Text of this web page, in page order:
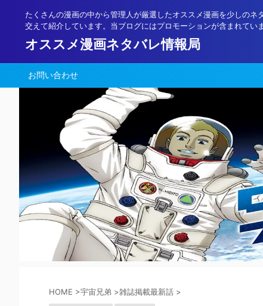
たくさんの漫画の中から管理人が厳選したオススメ漫画を少しのネ
交えて紹介しています。当ブログにはプロモーションが含まれていま
オススメ漫画ネタバレ情報局
お問い合わせ
HOME >宇宙兄弟 >雑誌掲載最新話 >